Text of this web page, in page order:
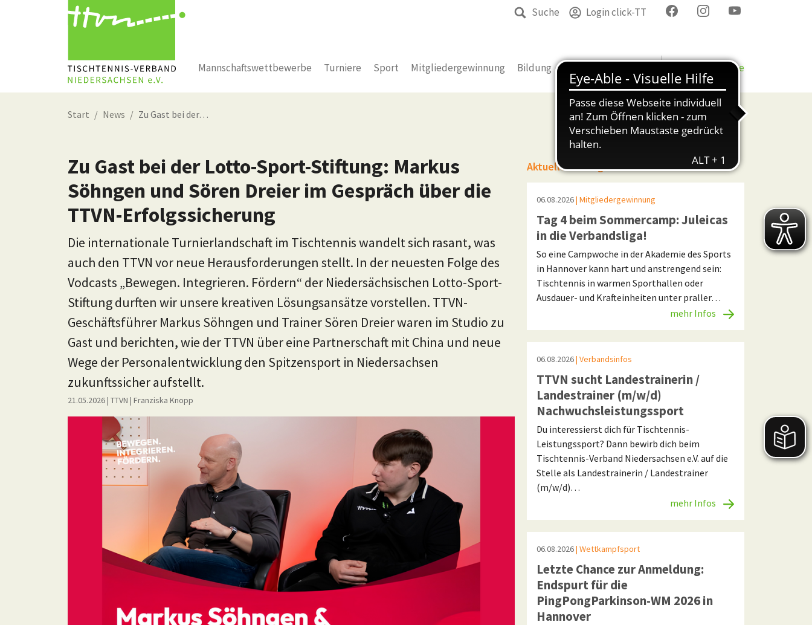
Suche Login click-TT
Mannschaftswettbewerbe Turniere Sport Mitgliedergewinnung Bildung Bezirke & Kreise
Start News Zu Gast bei der…
Zu Gast bei der Lotto-Sport-Stiftung: Markus
Söhngen und Sören Dreier im Gespräch über die
TTVN-Erfolgssicherung
Die internationale Turnierlandschaft im Tischtennis wandelt sich rasant, was
auch den TTVN vor neue Herausforderungen stellt. In der neuesten Folge des
Vodcasts „Bewegen. Integrieren. Fördern“ der Niedersächsischen Lotto-Sport-
Stiftung durften wir unsere kreativen Lösungsansätze vorstellen. TTVN-
Geschäftsführer Markus Söhngen und Trainer Sören Dreier waren im Studio zu
Gast und berichten, wie der TTVN über eine Partnerschaft mit China und neue
Wege der Personalentwicklung den Spitzensport in Niedersachsen
zukunftssicher aufstellt.
21.05.2026| TTVN | Franziska Knopp
Aktuelle Beiträge
06.08.2026| Mitgliedergewinnung
Tag 4 beim Sommercamp: Juleicas
in die Verbandsliga!
So eine Campwoche in der Akademie des Sports
in Hannover kann hart und anstrengend sein:
Tischtennis in warmen Sporthallen oder
Ausdauer- und Krafteinheiten unter praller…
mehr Infos
06.08.2026| Verbandsinfos
TTVN sucht Landestrainerin /
Landestrainer (m/w/d)
Nachwuchsleistungssport
Du interessierst dich für Tischtennis-
Leistungssport? Dann bewirb dich beim
Tischtennis-Verband Niedersachsen e.V. auf die
Stelle als Landestrainerin / Landestrainer
(m/w/d)…
mehr Infos
06.08.2026| Wettkampfsport
Letzte Chance zur Anmeldung:
Endspurt für die
PingPongParkinson-WM 2026 in
Hannover